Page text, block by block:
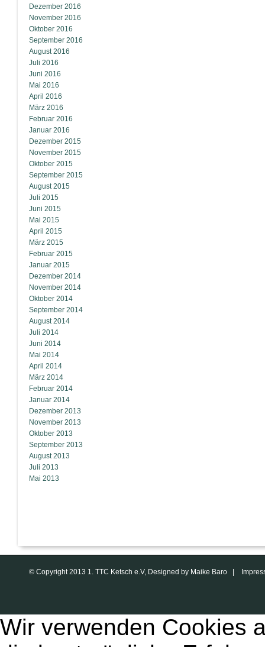
Dezember 2016
November 2016
Oktober 2016
September 2016
August 2016
Juli 2016
Juni 2016
Mai 2016
April 2016
März 2016
Februar 2016
Januar 2016
Dezember 2015
November 2015
Oktober 2015
September 2015
August 2015
Juli 2015
Juni 2015
Mai 2015
April 2015
März 2015
Februar 2015
Januar 2015
Dezember 2014
November 2014
Oktober 2014
September 2014
August 2014
Juli 2014
Juni 2014
Mai 2014
April 2014
März 2014
Februar 2014
Januar 2014
Dezember 2013
November 2013
Oktober 2013
September 2013
August 2013
Juli 2013
Mai 2013
© Copyright 2013 1. TTC Ketsch e.V, Designed by Maike Baro |
Wir verwenden Cookies